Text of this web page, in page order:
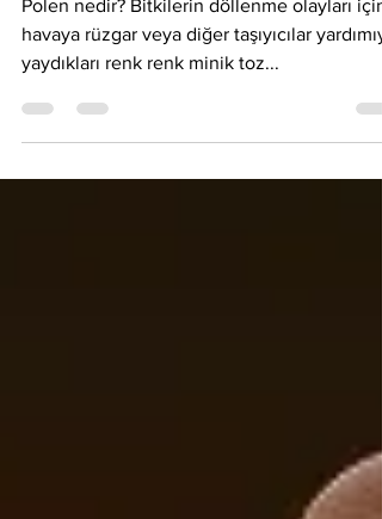
Polen nedir?
Polen nedir? Bitkilerin döllenme olayları için
havaya rüzgar veya diğer taşıyıcılar